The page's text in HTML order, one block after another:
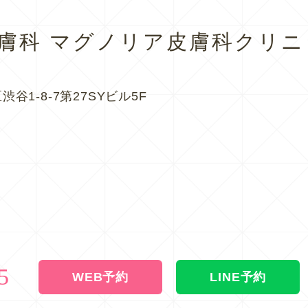
科 マグノリア皮膚科クリ
谷1-8-7第27SYビル5F
WEB予約 LINE予約